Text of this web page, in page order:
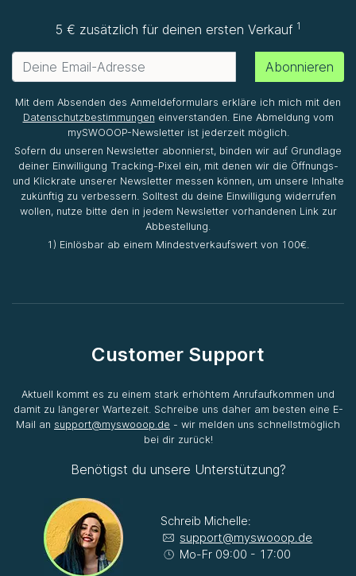
5 € zusätzlich für deinen ersten Verkauf1
Abonnieren
Mit dem Absenden des Anmeldeformulars erkläre ich mich mit den
Datenschutzbestimmungen einverstanden. Eine Abmeldung vom
mySWOOOP-Newsletter ist jederzeit möglich.
Sofern du unseren Newsletter abonnierst, binden wir auf Grundlage
deiner Einwilligung Tracking-Pixel ein, mit denen wir die Öffnungs-
und Klickrate unserer Newsletter messen können, um unsere Inhalte
zukünftig zu verbessern. Solltest du deine Einwilligung widerrufen
wollen, nutze bitte den in jedem Newsletter vorhandenen Link zur
Abbestellung.
1) Einlösbar ab einem Mindestverkaufswert von 100€.
Customer Support
Aktuell kommt es zu einem stark erhöhtem Anrufaufkommen und
damit zu längerer Wartezeit. Schreibe uns daher am besten eine E-
Mail an support@myswooop.de - wir melden uns schnellstmöglich
bei dir zurück!
Benötigst du unsere Unterstützung?
Schreib Michelle:
support@myswooop.de
Mo-Fr 09:00 - 17:00